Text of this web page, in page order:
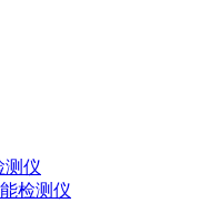
测仪
检测仪